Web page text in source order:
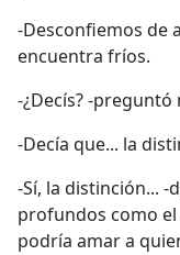
-Desconfiemos de
encuentra fríos.
-¿Decís? -preguntó
-Decía que... la
-Sí, la distinción... -
profundos como
podría amar a